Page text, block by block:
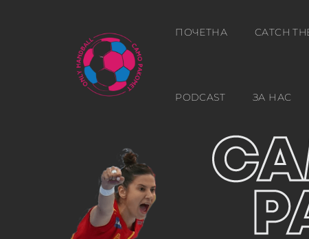
ПОЧЕТНА CATCH
PODCAST ЗА НАС